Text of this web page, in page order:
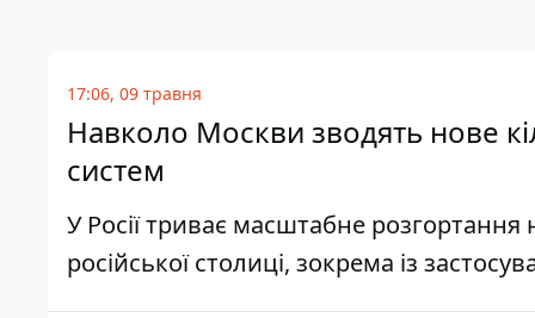
17:06, 09 травня
Навколо Москви зводять нове
систем
У Росії триває масштабне
російської столиці, зокрема із